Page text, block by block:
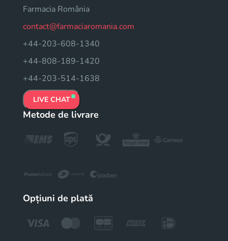
Farmacia România
contact@farmaciaromania.com
+44-203-608-1340
+44-808-189-1420
+44-203-514-1638
LIVE CHAT
Metode de livrare
Opțiuni de plată